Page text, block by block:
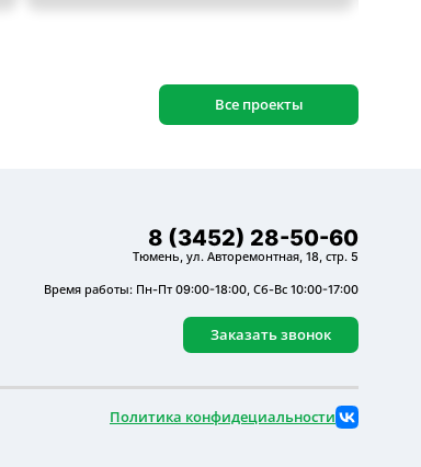
Все проекты
8 (3452) 28-50-60
Тюмень, ул. Авторемонтная, 18, стр. 5
Время работы: Пн-Пт 09:00-18:00, Сб-Вс 10:00-17:00
Заказать звонок
Политика конфидециальности